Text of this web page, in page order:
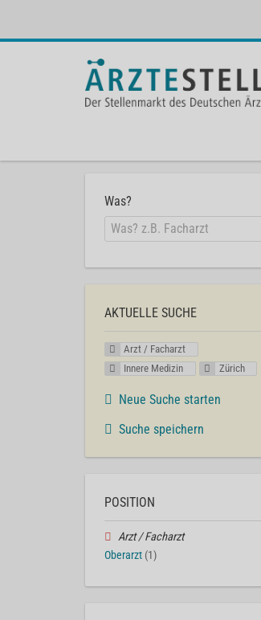
Was?
AKTUELLE SUCHE
Arzt / Facharzt
Innere Medizin
Zürich
Neue Suche starten
Suche speichern
POSITION
Arzt / Facharzt
Oberarzt (1)